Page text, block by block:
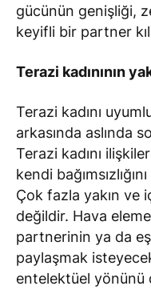
gücünün genişliği,
keyifli bir partner
Terazi kadınının
Terazi kadını
arkasında aslında
Terazi kadını
kendi
Çok fazla yakın ve
değildir. Hava
partnerinin ya da
paylaşmak
entelektüel yönünü